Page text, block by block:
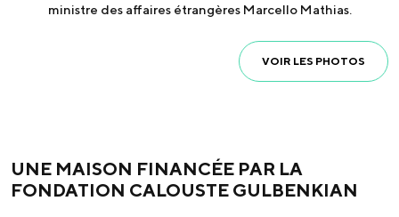
ministre des affaires étrangères Marcello Mathias.
VOIR LES PHOTOS
UNE MAISON FINANCÉE PAR LA
FONDATION CALOUSTE GULBENKIAN